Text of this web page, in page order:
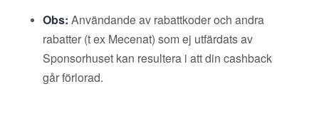
Obs: Användande av rabattkoder och andra
rabatter (t ex Mecenat) som ej utfärdats av
Sponsorhuset kan resultera i att din cashback
går förlorad.